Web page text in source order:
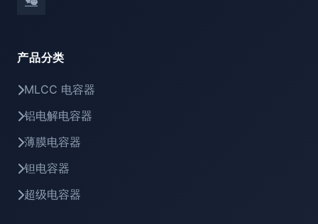
产品分类
MLCC 电容器
铝电解电容器
薄膜电容器
钽电容器
超级电容器